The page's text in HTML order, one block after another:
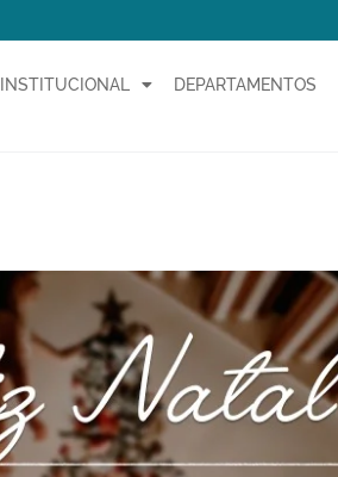
INSTITUCIONAL DEPARTAMENTOS